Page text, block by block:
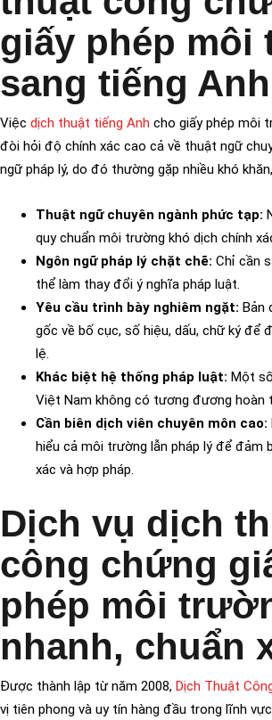
giấy phép môi
sang tiếng Anh
Việc dịch thuật tiếng Anh cho giấy phép môi
đòi hỏi độ chính xác cao cả về thuật ngữ
ngữ pháp lý, do đó thường gặp nhiều khó
Thuật ngữ chuyên ngành phức tạp:
quy chuẩn môi trường khó dịch chính
Ngôn ngữ pháp lý chặt chẽ: Chỉ cần
thể làm thay đổi ý nghĩa pháp luật.
Yêu cầu trình bày nghiêm ngặt: Bản
gốc về bố cục, số hiệu, dấu, chữ ký để
lệ.
Khác biệt hệ thống pháp luật: Một
Việt Nam không có tương đương hoàn
Cần biên dịch viên chuyên môn cao:
hiểu cả môi trường lẫn pháp lý để đảm
xác và hợp pháp.
Dịch vụ dịch
công chứng
phép môi
nhanh, chuẩn
Được thành lập từ năm 2008, Dịch Thuật
vị tiên phong và uy tín hàng đầu trong lĩnh